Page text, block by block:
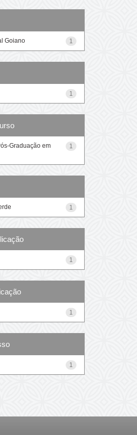
1
Goiano
1
1
Graduação em
1
1
1
1